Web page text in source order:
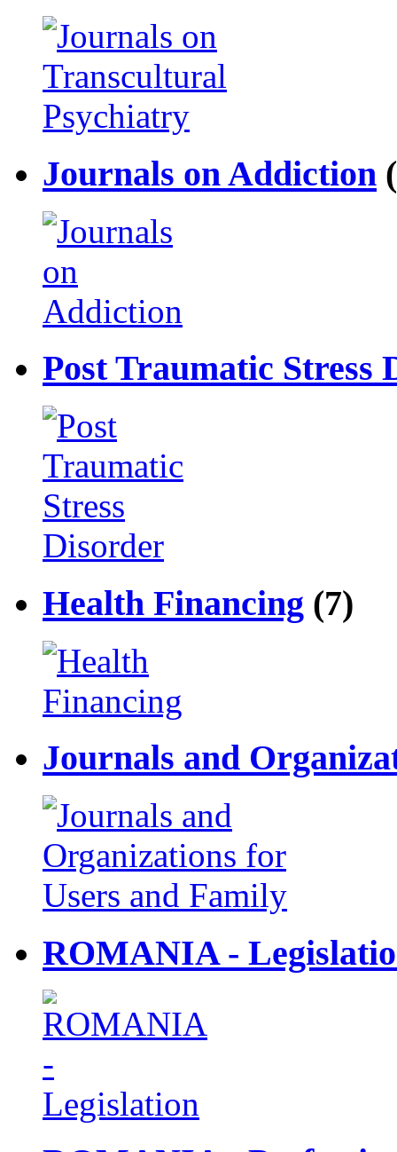
Journals on Addiction
Post Traumatic Stress
Health Financing (7)
Journals and
ROMANIA -